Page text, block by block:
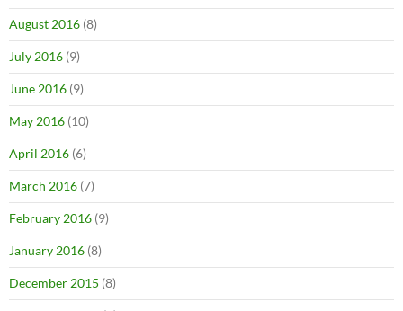
August 2016 (8)
July 2016 (9)
June 2016 (9)
May 2016 (10)
April 2016 (6)
March 2016 (7)
February 2016 (9)
January 2016 (8)
December 2015 (8)